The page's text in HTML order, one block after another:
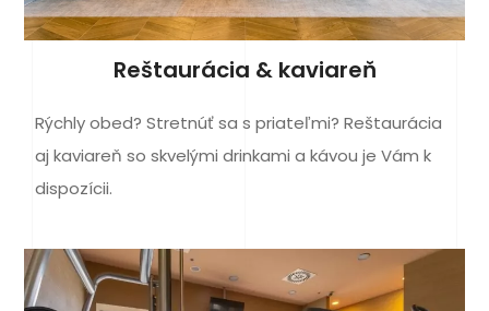
Reštaurácia & kaviareň
Rýchly obed? Stretnúť sa s priateľmi? Reštaurácia
aj kaviareň so skvelými drinkami a kávou je Vám k
dispozícii.